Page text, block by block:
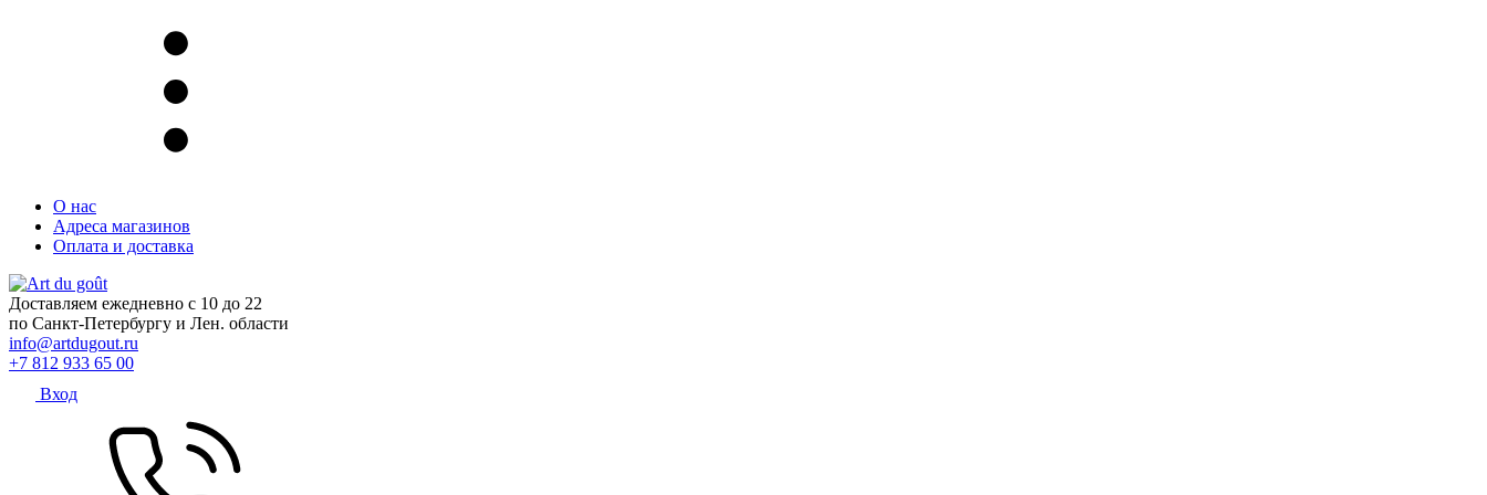
О нас
Адреса магазинов
Оплата и доставка
Доставляем ежедневно с 10 до 22
по Санкт-Петербургу и Лен. области
info@artdugout.ru
+7 812 933 65 00
Вход